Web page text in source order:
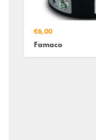
€6,00
Famaco